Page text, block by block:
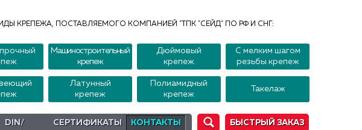
КРЕПЕЖА, ПОСТАВЛЯЕМОГО КОМПАНИЕЙ "ТПК "СЕЙД" ПО РФ И СНГ:
Машиностроительный
крепеж
Дюймовый
крепеж
С мелким шагом
резьбы крепеж
Латунный
крепеж
Полиамидный
крепеж
Такелаж
DIN/
СЕРТИФИКАТЫ КОНТАКТЫ БЫСТРЫЙ ЗАКАЗ